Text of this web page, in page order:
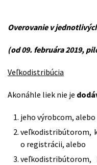
Overovanie v
(od 09. februára 2019,
Veľkodistribúcia
Akonáhle liek nie je
jeho výrobcom, alebo
veľkodistribútorom,
o registrácii, alebo